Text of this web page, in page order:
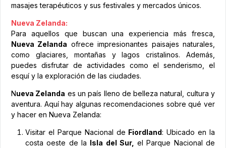
masajes terapéuticos y sus festivales y mercados únicos.
Nueva Zelanda:
Para aquellos que buscan una experiencia más fresca,
Nueva Zelanda ofrece impresionantes paisajes naturales,
como glaciares, montañas y lagos cristalinos. Además,
puedes disfrutar de actividades como el senderismo, el
esquí y la exploración de las ciudades.
Nueva Zelanda es un país lleno de belleza natural, cultura y
aventura. Aquí hay algunas recomendaciones sobre qué ver
y hacer en Nueva Zelanda:
Visitar el Parque Nacional de Fiordland: Ubicado en la
costa oeste de la Isla del Sur, el Parque Nacional de